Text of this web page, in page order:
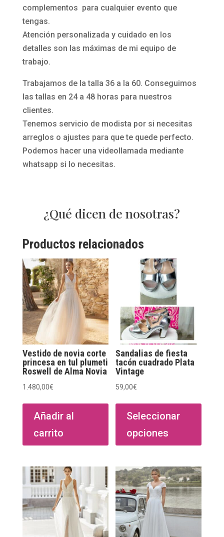
complementos para cualquier evento que
tengas.
Atención personalizada y cuidado en los
detalles son las máximas de mi equipo de
trabajo.
Trabajamos de la talla 36 a la 60. Conseguimos
las tallas en 24 a 48 horas para nuestros
clientes.
Tenemos servicio de modista por si necesitas
arreglos o ajustes para que te quede perfecto.
Podemos hacer una videollamada mediante
whatsapp si lo necesitas.
¿Qué dicen de nosotras?
Productos relacionados
Vestido de novia corte
princesa en tul plumeti
Roswell de Alma Novia
1.480,00€
Añadir al
carrito
Sandalias de fiesta
tacón cuadrado Plata
Vintage
59,00€
Seleccionar
opciones
Las
se
elegir